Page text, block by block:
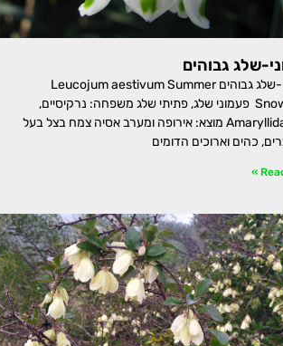
שלג גבוהים
פעמוני-שלג גבוהים Leucojum aestivum Summer
Snowflake פעמוני שלג, פתיתי שלג משפחה: נרקיסיים,
Amaryllidaceae מוצא: אירופה ומערב אסיה צמח בצל בעל
כהים וארוכים הדומים